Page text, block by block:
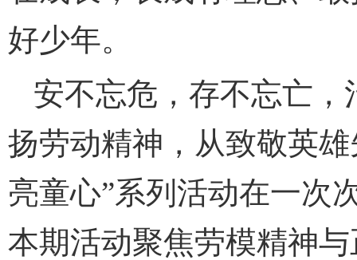
好少年。
安不忘危，存不忘亡
扬劳动精神，从致敬英
亮童心”系列活动在一次
本期活动聚焦劳模精神